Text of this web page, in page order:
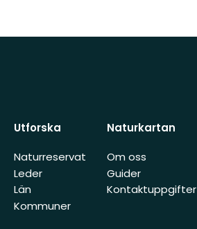
Utforska
Naturreservat
Leder
Län
Kommuner
Naturkartan
Om oss
Guider
Kontaktuppgifter